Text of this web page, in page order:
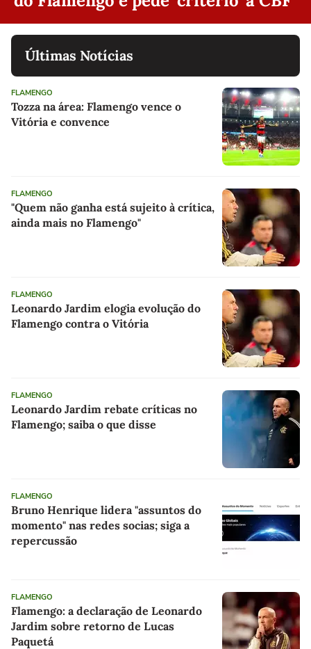
Últimas Notícias
FLAMENGO
Tozza na área: Flamengo vence o
Vitória e convence
FLAMENGO
"Quem não ganha está sujeito à crítica,
ainda mais no Flamengo"
FLAMENGO
Leonardo Jardim elogia evolução do
Flamengo contra o Vitória
FLAMENGO
Leonardo Jardim rebate críticas no
Flamengo; saiba o que disse
FLAMENGO
Bruno Henrique lidera "assuntos do
momento" nas redes socias; siga a
repercussão
FLAMENGO
Flamengo: a declaração de Leonardo
Jardim sobre retorno de Lucas
Paquetá